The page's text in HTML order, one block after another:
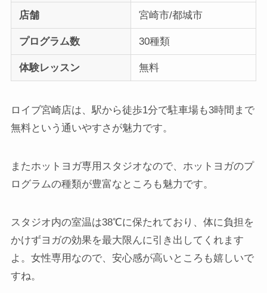
店舗 宮崎市/都城市
プログラム数 30種類
体験レッスン 無料
ロイブ宮崎店は、駅から徒歩1分で駐車場も3時間まで
無料という通いやすさが魅力です。
またホットヨガ専用スタジオなので、ホットヨガのプ
ログラムの種類が豊富なところも魅力です。
スタジオ内の室温は38℃に保たれており、体に負担を
かけずヨガの効果を最大限んに引き出してくれます
よ。女性専用なので、安心感が高いところも嬉しいで
すね。